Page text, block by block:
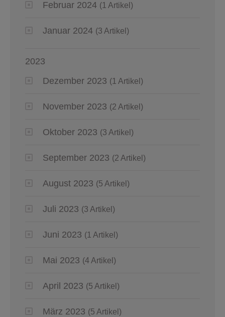
Februar 2024 (1 Artikel)
Januar 2024 (3 Artikel)
2023
Dezember 2023 (1 Artikel)
November 2023 (2 Artikel)
Oktober 2023 (3 Artikel)
September 2023 (2 Artikel)
August 2023 (5 Artikel)
Juli 2023 (3 Artikel)
Juni 2023 (1 Artikel)
Mai 2023 (4 Artikel)
April 2023 (5 Artikel)
März 2023 (5 Artikel)